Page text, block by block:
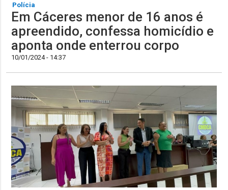
Polícia
Em Cáceres menor de 16 anos é
apreendido, confessa homicídio e
aponta onde enterrou corpo
10/01/2024 - 14:37